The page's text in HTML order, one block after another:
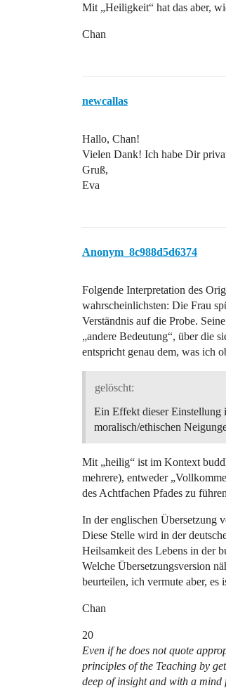
Mit „Heiligkeit“ hat das aber,
Chan
newcallas
Hallo, Chan!
Vielen Dank! Ich habe Dir
Gruß,
Eva
Anonym_8c988d5d6374
Folgende Interpretation des
wahrscheinlichsten: Die Frau
Verständnis auf die Probe.
„andere Bedeutung“, über die
entspricht genau dem, was ich
gelöscht:
Ein Effekt dieser Einstellung
moralisch/ethischen
Mit „heilig“ ist im Kontext
mehrere), entweder
des Achtfachen Pfades zu
In der englischen Übersetzung
Diese Stelle wird in der
Heilsamkeit des Lebens in der
Welche Übersetzungsversion
beurteilen, ich vermute aber, es
Chan
20
Even if he does not quote
principles of the Teaching by
deep of insight and with a